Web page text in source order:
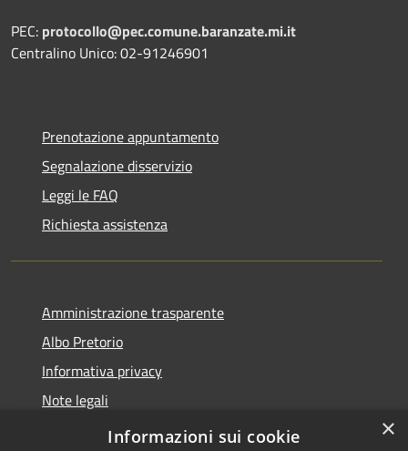
PEC: protocollo@pec.comune.baranzate.mi.it
Centralino Unico: 02-91246901
Prenotazione appuntamento
Segnalazione disservizio
Leggi le FAQ
Richiesta assistenza
Amministrazione trasparente
Albo Pretorio
Informativa privacy
Note legali
Dichiarazione di accessibilità
×
Informazioni sui cookie